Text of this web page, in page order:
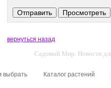
вернуться назад
Садовый Мир. Новости
выбрать Каталог растений